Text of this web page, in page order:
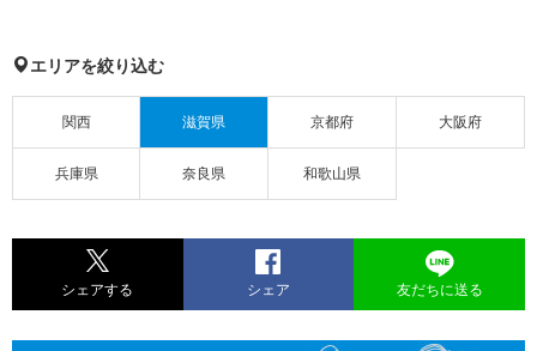
エリアを絞り込む
関西 滋賀県 京都府 大阪府
兵庫県 奈良県 和歌山県
シェアする シェア 友だちに送る